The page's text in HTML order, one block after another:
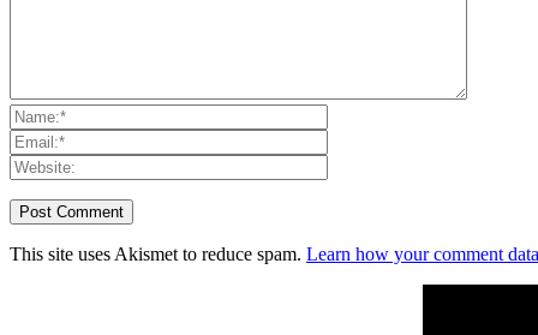
This site uses Akismet to reduce spam. Learn how your comment